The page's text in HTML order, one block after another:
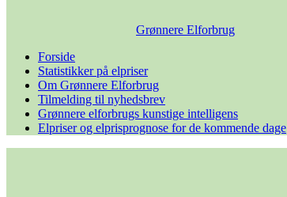
Grønnere Elforbrug
Forside
Statistikker på elpriser
Om Grønnere Elforbrug
Tilmelding til nyhedsbrev
Grønnere elforbrugs kunstige intelligens
Elpriser og elprisprognose for de kommende dage